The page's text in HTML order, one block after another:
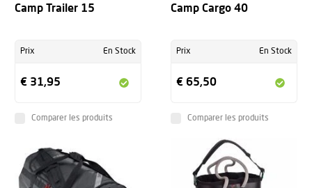
Camp Trailer 15
Prix En Stock
€ 31,95
Comparer les produits
Camp Cargo 40
Prix En Stock
€ 65,50
Comparer les produits